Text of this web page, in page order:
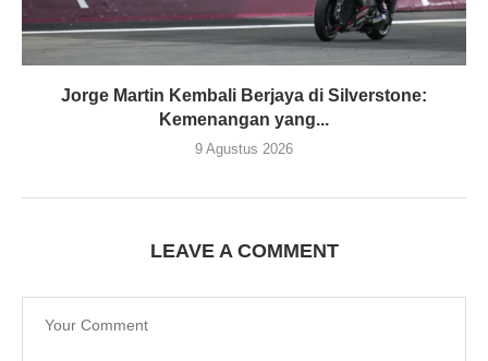
Jorge Martin Kembali Berjaya di Silverstone:
Kemenangan yang...
9 Agustus 2026
LEAVE A COMMENT